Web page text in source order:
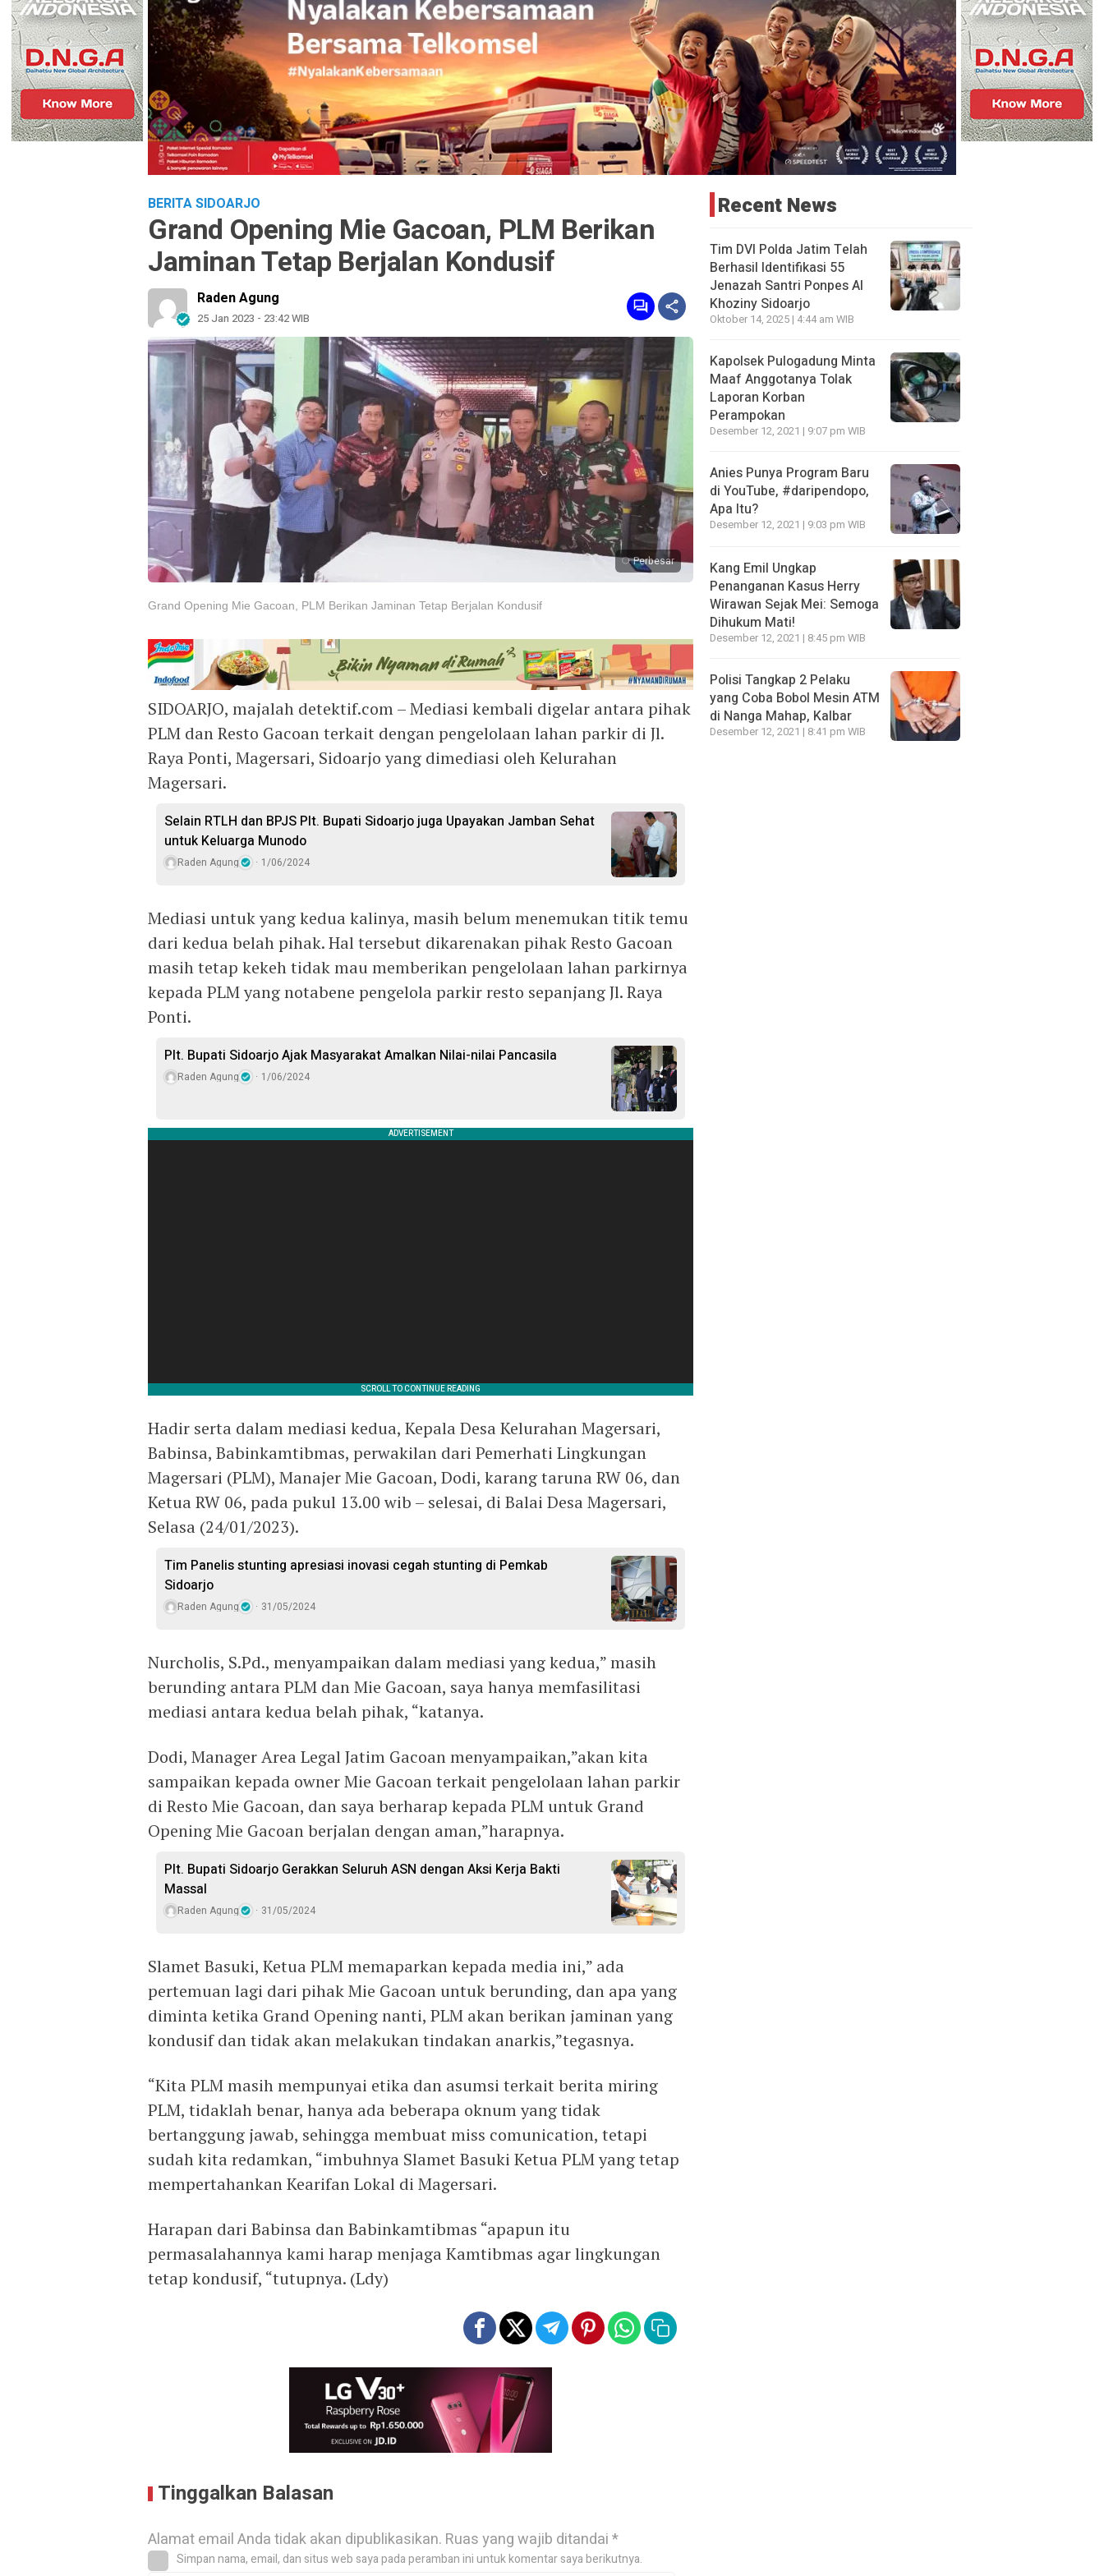
BERITA SIDOARJO
Grand Opening Mie Gacoan, PLM Berikan
Jaminan Tetap Berjalan Kondusif
Raden Agung
25 Jan 2023 - 23:42 WIB
Perbesar
Grand Opening Mie Gacoan, PLM Berikan Jaminan Tetap Berjalan Kondusif
SIDOARJO, majalah detektif.com – Mediasi kembali digelar antara pihak
PLM dan Resto Gacoan terkait dengan pengelolaan lahan parkir di Jl.
Raya Ponti, Magersari, Sidoarjo yang dimediasi oleh Kelurahan
Magersari.
Selain RTLH dan BPJS Plt. Bupati Sidoarjo juga Upayakan Jamban Sehat
untuk Keluarga Munodo
Raden Agung 1/06/2024
Mediasi untuk yang kedua kalinya, masih belum menemukan titik temu
dari kedua belah pihak. Hal tersebut dikarenakan pihak Resto Gacoan
masih tetap kekeh tidak mau memberikan pengelolaan lahan parkirnya
kepada PLM yang notabene pengelola parkir resto sepanjang Jl. Raya
Ponti.
Plt. Bupati Sidoarjo Ajak Masyarakat Amalkan Nilai-nilai Pancasila
Raden Agung 1/06/2024
Hadir serta dalam mediasi kedua, Kepala Desa Kelurahan Magersari,
Babinsa, Babinkamtibmas, perwakilan dari Pemerhati Lingkungan
Magersari (PLM), Manajer Mie Gacoan, Dodi, karang taruna RW 06, dan
Ketua RW 06, pada pukul 13.00 wib – selesai, di Balai Desa Magersari,
Selasa (24/01/2023).
Tim Panelis stunting apresiasi inovasi cegah stunting di Pemkab
Sidoarjo
Raden Agung 31/05/2024
Nurcholis, S.Pd., menyampaikan dalam mediasi yang kedua,” masih
berunding antara PLM dan Mie Gacoan, saya hanya memfasilitasi
mediasi antara kedua belah pihak, “katanya.
Dodi, Manager Area Legal Jatim Gacoan menyampaikan,”akan kita
sampaikan kepada owner Mie Gacoan terkait pengelolaan lahan parkir
di Resto Mie Gacoan, dan saya berharap kepada PLM untuk Grand
Opening Mie Gacoan berjalan dengan aman,”harapnya.
Plt. Bupati Sidoarjo Gerakkan Seluruh ASN dengan Aksi Kerja Bakti
Massal
Raden Agung 31/05/2024
Slamet Basuki, Ketua PLM memaparkan kepada media ini,” ada
pertemuan lagi dari pihak Mie Gacoan untuk berunding, dan apa yang
diminta ketika Grand Opening nanti, PLM akan berikan jaminan yang
kondusif dan tidak akan melakukan tindakan anarkis,”tegasnya.
“Kita PLM masih mempunyai etika dan asumsi terkait berita miring
PLM, tidaklah benar, hanya ada beberapa oknum yang tidak
bertanggung jawab, sehingga membuat miss comunication, tetapi
sudah kita redamkan, “imbuhnya Slamet Basuki Ketua PLM yang tetap
mempertahankan Kearifan Lokal di Magersari.
Harapan dari Babinsa dan Babinkamtibmas “apapun itu
permasalahannya kami harap menjaga Kamtibmas agar lingkungan
tetap kondusif, “tutupnya. (Ldy)
Tinggalkan Balasan
Alamat email Anda tidak akan dipublikasikan. Ruas yang wajib ditandai*
Simpan nama, email, dan situs web saya pada peramban ini untuk komentar saya berikutnya.
Recent News
Tim DVI Polda Jatim Telah
Berhasil Identifikasi 55
Jenazah Santri Ponpes Al
Khoziny Sidoarjo
Oktober 14, 2025 | 4:44 am WIB
Kapolsek Pulogadung Minta
Maaf Anggotanya Tolak
Laporan Korban
Perampokan
Desember 12, 2021 | 9:07 pm WIB
Anies Punya Program Baru
di YouTube, #daripendopo,
Apa Itu?
Desember 12, 2021 | 9:03 pm WIB
Kang Emil Ungkap
Penanganan Kasus Herry
Wirawan Sejak Mei: Semoga
Dihukum Mati!
Desember 12, 2021 | 8:45 pm WIB
Polisi Tangkap 2 Pelaku
yang Coba Bobol Mesin ATM
di Nanga Mahap, Kalbar
Desember 12, 2021 | 8:41 pm WIB